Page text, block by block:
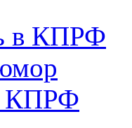
в КПРФ
КПРФ